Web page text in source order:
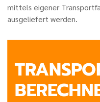
mittels eigener
ausgeliefert werden.